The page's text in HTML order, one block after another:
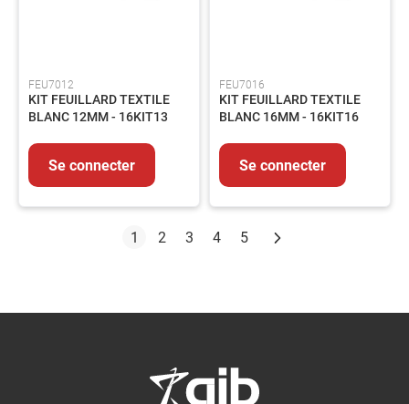
FEU7012
KIT FEUILLARD TEXTILE
BLANC 12MM - 16KIT13
Se connecter
FEU7016
KIT FEUILLARD TEXTILE
BLANC 16MM - 16KIT16
Se connecter
Vous lisez actuellement la page
1 Page
2 Page
3 Page
4 Page
5 Page
Suivant